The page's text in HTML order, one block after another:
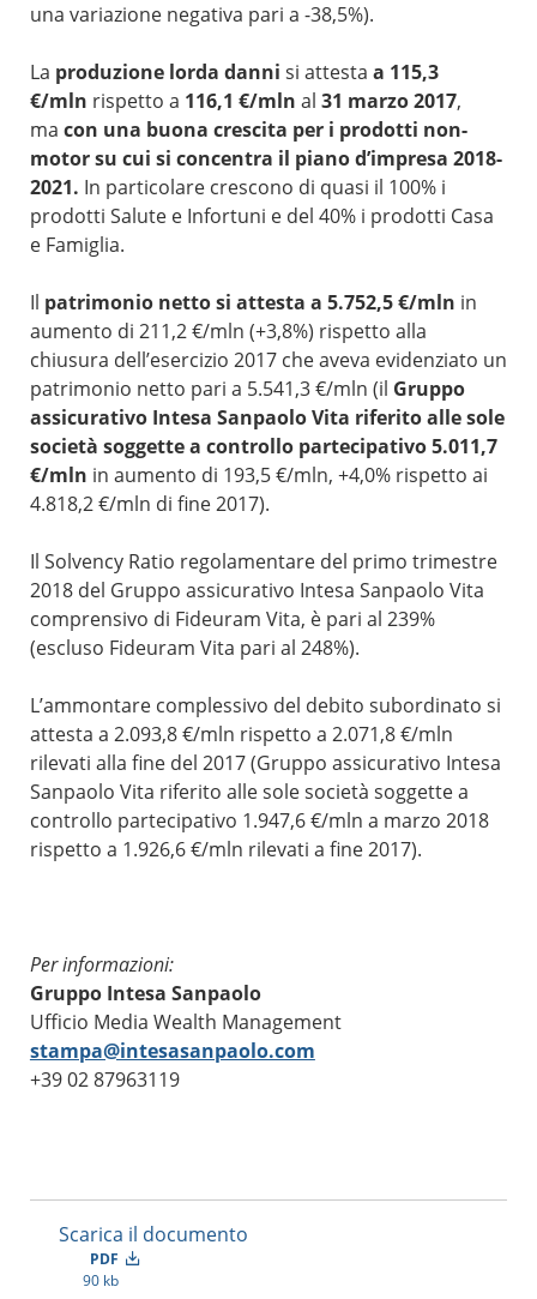
una variazione negativa pari a -38,5%).
La produzione lorda danni si attesta a 115,3
€/mln rispetto a 116,1 €/mln al 31 marzo 2017,
ma con una buona crescita per i prodotti non-
motor su cui si concentra il piano d’impresa 2018-
2021. In particolare crescono di quasi il 100% i
prodotti Salute e Infortuni e del 40% i prodotti Casa
e Famiglia.
Il patrimonio netto si attesta a 5.752,5 €/mln in
aumento di 211,2 €/mln (+3,8%) rispetto alla
chiusura dell’esercizio 2017 che aveva evidenziato un
patrimonio netto pari a 5.541,3 €/mln (il Gruppo
assicurativo Intesa Sanpaolo Vita riferito alle sole
società soggette a controllo partecipativo 5.011,7
€/mln in aumento di 193,5 €/mln, +4,0% rispetto ai
4.818,2 €/mln di fine 2017).
Il Solvency Ratio regolamentare del primo trimestre
2018 del Gruppo assicurativo Intesa Sanpaolo Vita
comprensivo di Fideuram Vita, è pari al 239%
(escluso Fideuram Vita pari al 248%).
L’ammontare complessivo del debito subordinato si
attesta a 2.093,8 €/mln rispetto a 2.071,8 €/mln
rilevati alla fine del 2017 (Gruppo assicurativo Intesa
Sanpaolo Vita riferito alle sole società soggette a
controllo partecipativo 1.947,6 €/mln a marzo 2018
rispetto a 1.926,6 €/mln rilevati a fine 2017).
Per informazioni:
Gruppo Intesa Sanpaolo
Ufficio Media Wealth Management
stampa@intesasanpaolo.com
+39 02 87963119
Scarica il documento
PDF
90 kb